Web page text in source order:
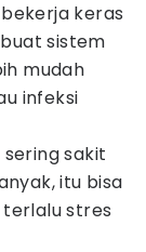
keras
sistem
mudah
infeksi
sakit
itu bisa
stres